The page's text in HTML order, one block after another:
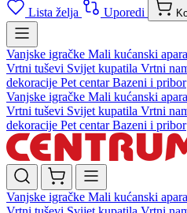
Lista želja Uporedi
Vanjske igračke Mali kućanski
Vrtni tuševi Svijet kupatila Vrtni
dekoracije Pet centarBazeni i pribor
Vanjske igračke Mali kućanski
Vrtni tuševi Svijet kupatila Vrtni
dekoracije Pet centarBazeni i pribor
Vanjske igračke Mali kućanski